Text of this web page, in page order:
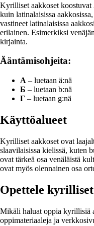
Kyrilliset aakkoset koostuvat
kuin latinalaisissa
vastineet latinalaisissa
erilainen. Esimerkiksi
kirjainta.
Ääntämisohjeita:
A – luetaan ä:nä
Б – luetaan b:nä
Г – luetaan g:nä
Käyttöalueet
Kyrilliset aakkoset ovat
slaavilaisissa kielissä, kuten
ovat tärkeä osa venäläistä
ovat myös olennainen osa
Opettele
Mikäli haluat oppia kyrillisiä
oppimateriaaleja ja